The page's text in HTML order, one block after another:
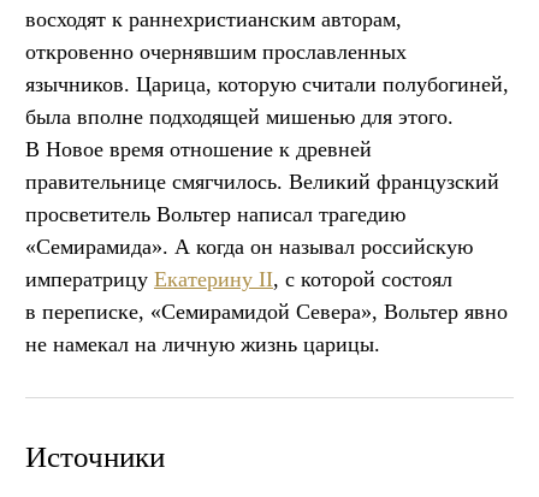
восходят к раннехристианским авторам,
откровенно очернявшим прославленных
язычников. Царица, которую считали полубогиней,
была вполне подходящей мишенью для этого.
В Новое время отношение к древней
правительнице смягчилось. Великий французский
просветитель Вольтер написал трагедию
«Семирамида». А когда он называл российскую
императрицу Екатерину II, с которой состоял
в переписке, «Семирамидой Севера», Вольтер явно
не намекал на личную жизнь царицы.
Источники